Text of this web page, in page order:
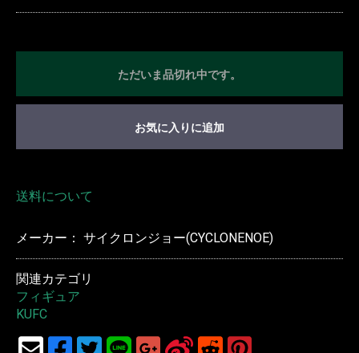
ただいま品切れ中です。
お気に入りに追加
送料について
メーカー： サイクロンジョー(CYCLONENOE)
関連カテゴリ
フィギュア
KUFC